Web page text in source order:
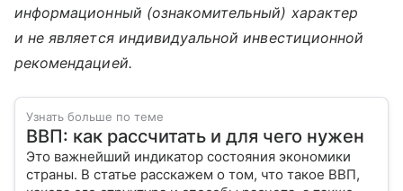
информационный (ознакомительный) характер
и не является индивидуальной инвестиционной
рекомендацией.
Узнать больше по теме
ВВП: как рассчитать и для чего нужен
Это важнейший индикатор состояния экономики
страны. В статье расскажем о том, что такое ВВП,